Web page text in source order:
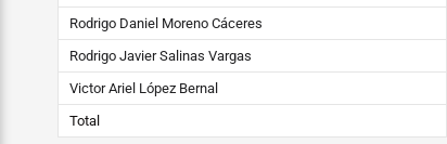
Rodrigo Daniel Moreno Cáceres
Rodrigo Javier Salinas Vargas
Victor Ariel López Bernal
Total